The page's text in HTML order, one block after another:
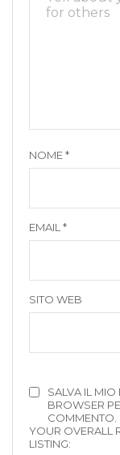
NOME*
EMAIL *
SITO WEB
SALVA IL
BROWSER
COMMENTO.
YOUR OVERALL
LISTING: